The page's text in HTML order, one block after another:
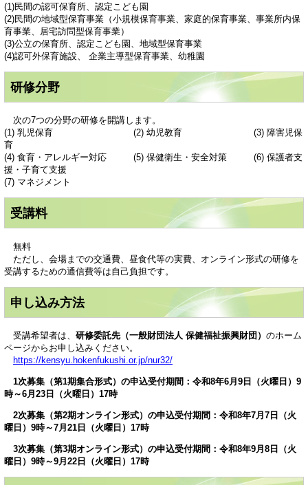
(1)民間の認可保育所、認定こども園
(2)民間の地域型保育事業（小規模保育事業、家庭的保育事業、事業所内保
育事業、居宅訪問型保育事業）
(3)公立の保育所、認定こども園、地域型保育事業
(4)認可外保育施設、 企業主導型保育事業、幼稚園
研修分野
次の7つの分野の研修を開講します。
(1) 乳児保育 (2) 幼児教育 (3) 障害児保
育
(4) 食育・アレルギー対応 (5) 保健衛生・安全対策 (6) 保護者支
援・子育て支援
(7) マネジメント
受講料
無料
ただし、会場までの交通費、昼食代等の実費、オンライン形式の研修を
受講するための通信費等は自己負担です。
申し込み方法
受講希望者は、 研修委託先（一般財団法人 保健福祉振興財団） のホーム
ページからお申し込みください。
https://kensyu.hokenfukushi.or.jp/nur32/
1次募集（第1期集合形式）の申込受付期間：令和8年6月9日（火曜日）9
時～6月23日（火曜日）17時
2次募集（第2期オンライン形式）の申込受付期間：令和8年7月7日（火
曜日）9時～7月21日（火曜日）17時
3次募集（第3期オンライン形式）の申込受付期間：令和8年9月8日（火
曜日）9時～9月22日（火曜日）17時